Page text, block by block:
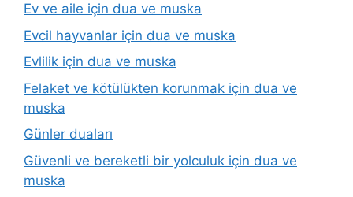
Ev ve aile için dua ve muska
Evcil hayvanlar için dua ve muska
Evlilik için dua ve muska
Felaket ve kötülükten korunmak için dua ve
muska
Günler duaları
Güvenli ve bereketli bir yolculuk için dua ve
muska